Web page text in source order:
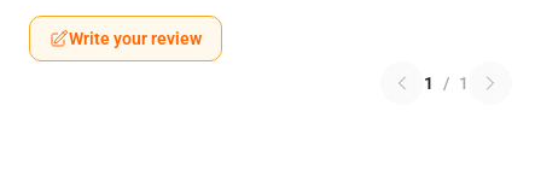
Write your review
1 / 1